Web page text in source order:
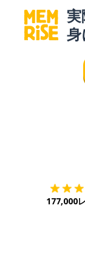
身
177,000